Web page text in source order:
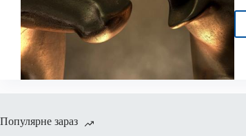
Популярне зараз